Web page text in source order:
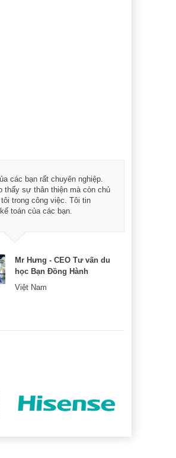
các bạn rất chuyên nghiệp.
thấy sự thân thiện mà còn chủ
trong công việc. Tôi tin
toán của các bạn.
Mr Hưng - CEO Tư vấn du
học Bạn Đồng Hành
Việt Nam